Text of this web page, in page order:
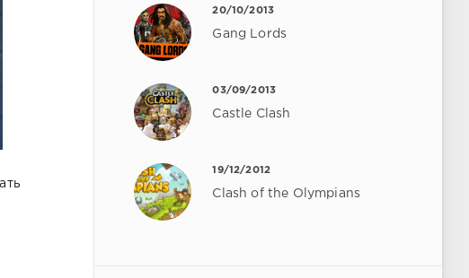
20/10/2013
Gang Lords
03/09/2013
Castle Clash
19/12/2012
Clash of the Olympians